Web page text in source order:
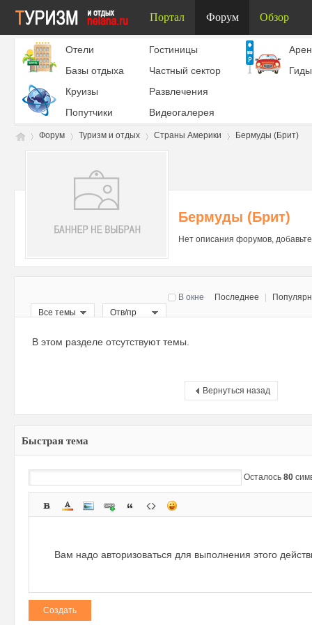
Портал Форум Обзор
Отели
Гостиницы
Базы отдыха
Частный сектор
Гиды
Круизы
Развлечения
Попутчики
Видеогалерея
Форум Туризм и отдых Страны Америки Бермуды (Брит)
Бермуды (Брит)
Нет описания форумов,
Последнее
В окне
Все темы
Отв/пр
В этом разделе отсутствуют темы.
Вернуться назад
Быстрая тема
Осталось 80
Вам надо авторизоваться для выполнения этого
Создать